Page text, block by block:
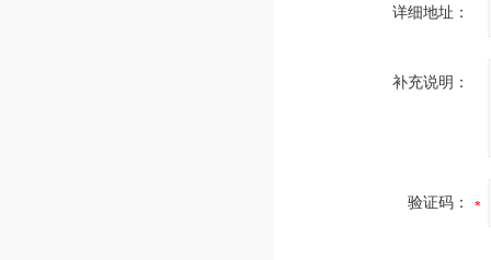
详细地址：
补充说明：
验证码：